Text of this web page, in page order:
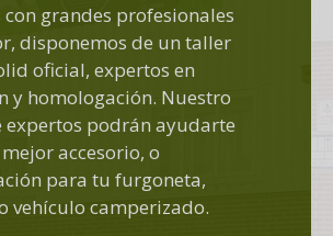
con grandes profesionales
disponemos de un taller
oficial, expertos en
y homologación. Nuestro
expertos podrán ayudarte
accesorio, o
para tu furgoneta,
vehículo camperizado.